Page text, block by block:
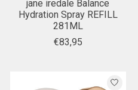
jane iredale Balance
Hydration Spray REFILL
281ML
€83,95